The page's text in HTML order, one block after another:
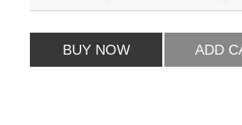
BUY NOW ADD